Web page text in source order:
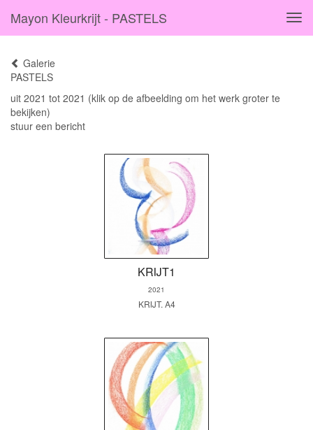
Mayon Kleurkrijt - PASTELS
Galerie
PASTELS
uit 2021 tot 2021 (klik op de afbeelding om het werk groter te
bekijken)
stuur een bericht
KRIJT1
2021
KRIJT. A4